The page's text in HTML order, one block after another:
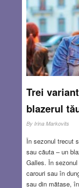
sporturi de iarnă
Zugspitze, cel
more…
MAR 22, 2018
Trei
blazerul
By Irina Markovits
În sezonul trecut
sau căuta – un
Galles. În
carouri sau în
sau din mătase,